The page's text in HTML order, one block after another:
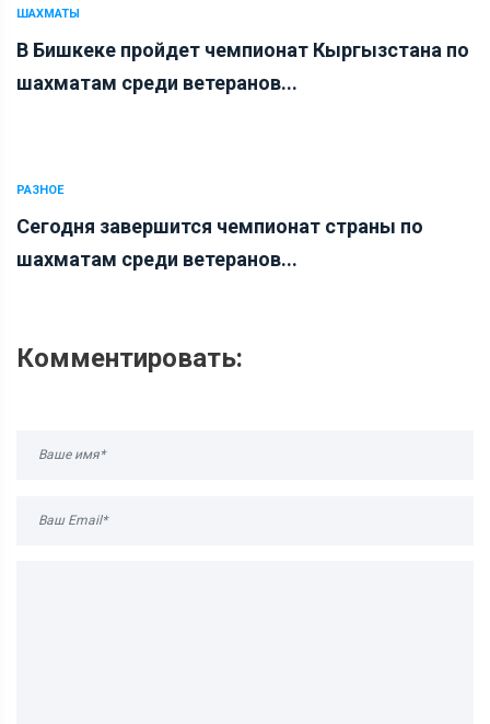
ШАХМАТЫ
В Бишкеке пройдет чемпионат Кыргызстана по
шахматам среди ветеранов...
РАЗНОЕ
Сегодня завершится чемпионат страны по
шахматам среди ветеранов...
Комментировать: